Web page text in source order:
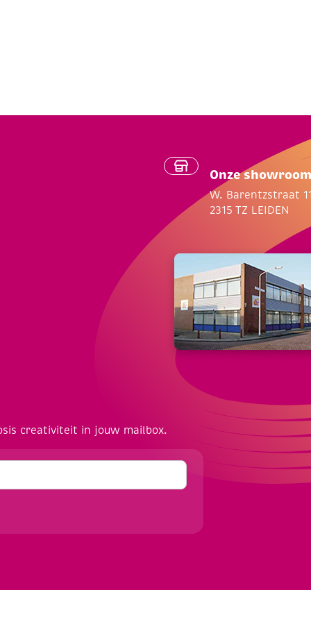
Onze showroom
W. Barentzstraat
2315 TZ LEIDEN
creativiteit in jouw mailbox.